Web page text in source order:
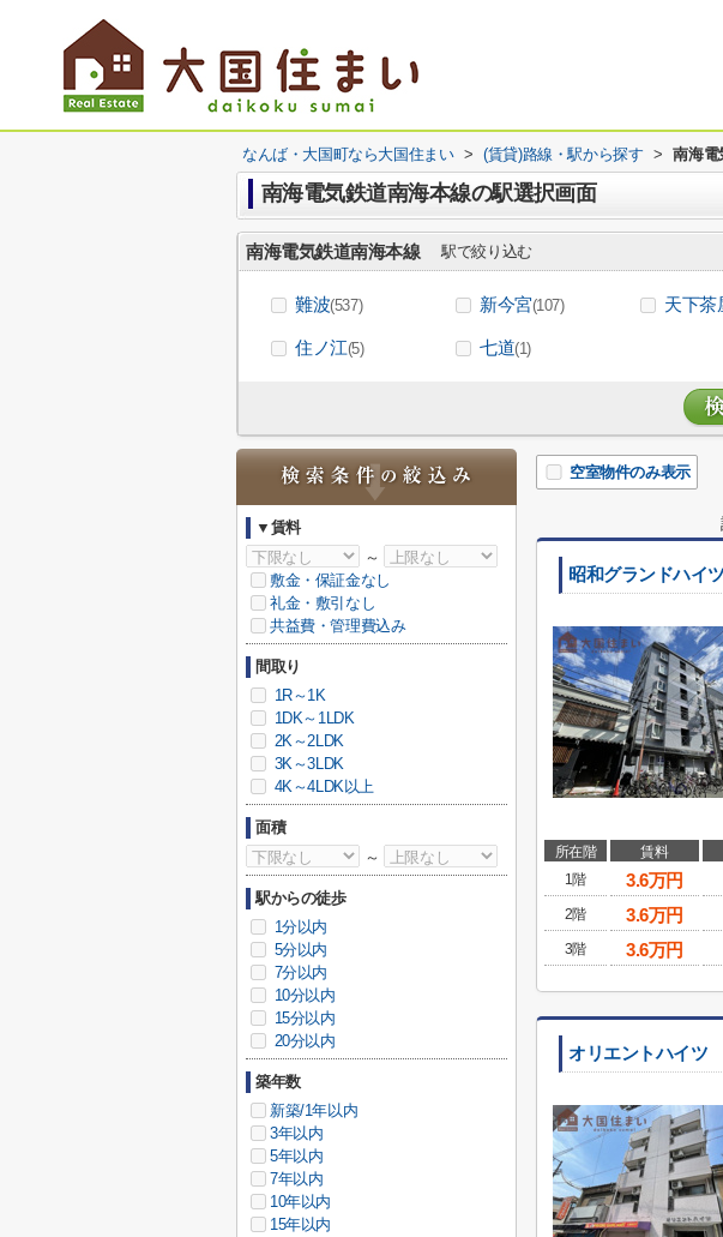
なんば・大国町なら大国住まい > (賃貸)路線・駅から探す > 南海電
南海電気鉄道南海本線の駅選択画面
南海電気鉄道南海本線 駅で絞り込む
難波(537) 新今宮(107) 天下茶
住ノ江(5) 七道(1)
空室物件のみ表示
昭和グランドハイ
所在階 賃料
1階
3.6万円
2階
3.6万円
3階
3.6万円
オリエントハイツ
▼賃料
～
敷金・保証金なし
礼金・敷引なし
共益費・管理費込み
間取り
1R～1K
1DK～1LDK
2K～2LDK
3K～3LDK
4K～4LDK以上
面積
～
駅からの徒歩
1分以内
5分以内
7分以内
10分以内
15分以内
20分以内
築年数
新築/1年以内
3年以内
5年以内
7年以内
10年以内
15年以内